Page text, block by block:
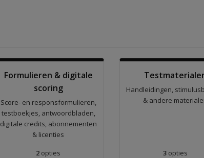
Formulieren & digitale
scoring
Score- en responsformulieren,
testboekjes, antwoordbladen,
digitale credits, abonnementen
& licenties
2 opties
Handleidingen,
& andere
3 opties